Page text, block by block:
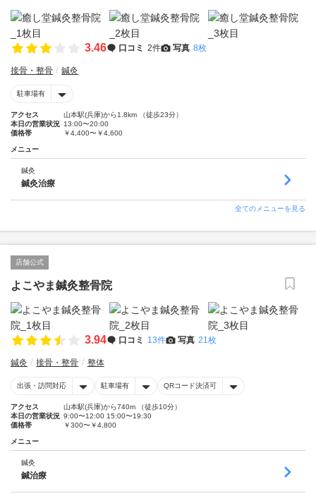
3.46 口コミ 2件 写真 8枚
接骨・整骨 鍼灸
駐車場有
アクセス
山本駅(兵庫)から1.8km （徒歩23分）
本日の営業状況 13:00〜20:00
価格帯
￥4,400〜￥4,600
メニュー
鍼灸
鍼灸治療
全てのメニューを見る
店舗公式
よこやま鍼灸整骨院
3.94 口コミ 13件 写真 21枚
鍼灸 接骨・整骨 整体
出張・訪問対応 駐車場有 QRコード決済可
アクセス
山本駅(兵庫)から740m （徒歩10分）
本日の営業状況 9:00〜12:00 15:00〜19:30
価格帯
￥300〜￥4,800
メニュー
鍼灸
鍼治療